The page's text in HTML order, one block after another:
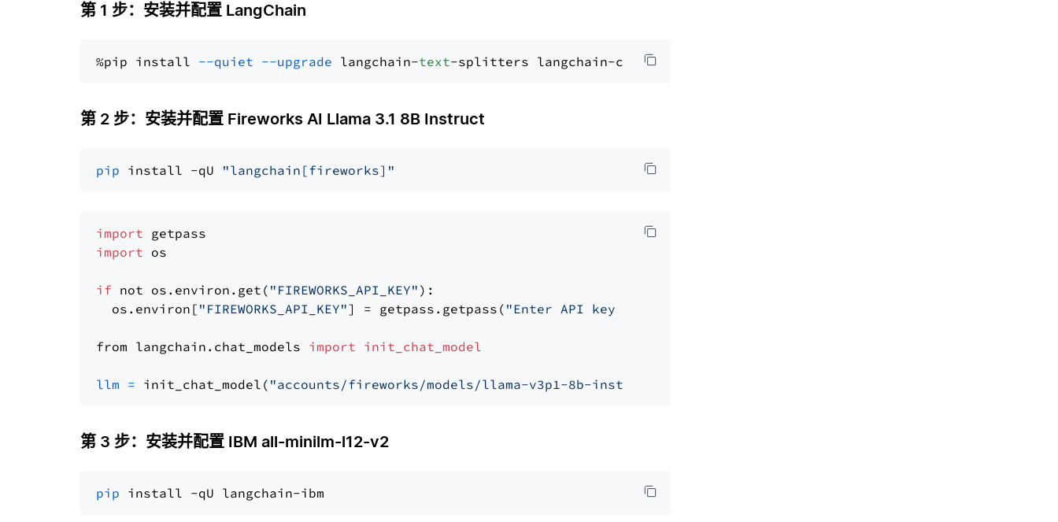
第 1 步：安装并配置 LangChain
%pip install --quiet --upgrade langchain-text
第 2 步：安装并配置 Fireworks AI Llama 3.1 8B Instruct
pip install -qU "langchain[fireworks]"
import
import os
if not os.environ.get( "FIREWORKS_API_KEY" ):
  os.environ[
"FIREWORKS_API_KEY"] = getpass.getpass( "Enter API key for Fireworks AI: "
from langchain.chat_models import init_chat_model
llm = init_chat_model( "accounts/fireworks/models/llama-v3p1-8b-instruct"
第 3 步：安装并配置 IBM all-minilm-l12-v2
pip